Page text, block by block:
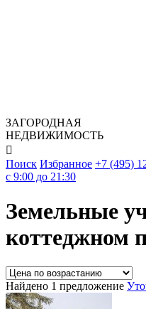
ЗАГОРОДНАЯ
НЕДВИЖИМОСТЬ

Поиск Избранное +7 (495)
c 9:00 до 21:30
Земельные
коттеджном
Найдено 1 предложение